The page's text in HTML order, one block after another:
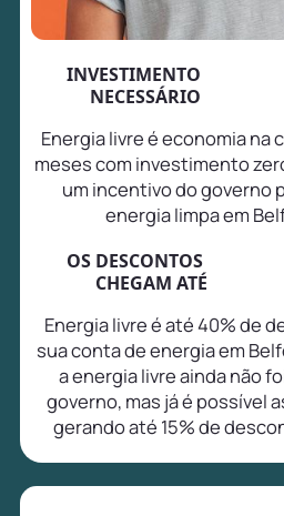
INVESTIMENTO
NECESSÁRIO
Energia livre é economia na
meses com investimento
um incentivo do governo
energia limpa em
OS DESCONTOS
CHEGAM ATÉ
Energia livre é até 40% de
sua conta de energia em
a energia livre ainda não
governo, mas já é possível
gerando até 15% de